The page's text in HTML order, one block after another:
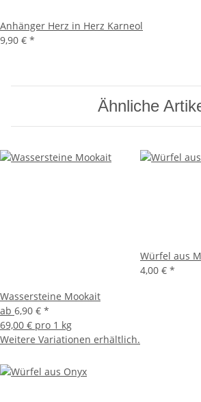
Anhänger Herz in Herz Karneol
9,90 € *
Ähnliche
Wassersteine Mookait
ab 6,90 € *
69,00 € pro 1 kg
Weitere Variationen erhältlich.
Würfel aus
4,00 € *